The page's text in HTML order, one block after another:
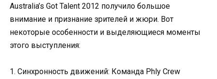
Australia’s Got Talent 2012 получило большое
внимание и признание зрителей и жюри. Вот
некоторые особенности и выделяющиеся моменты
этого выступления:
1. Синхронность движений: Команда Phly Crew